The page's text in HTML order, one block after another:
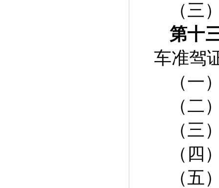
（三
第十
车准驾
（一
（二
（三
（四
（五